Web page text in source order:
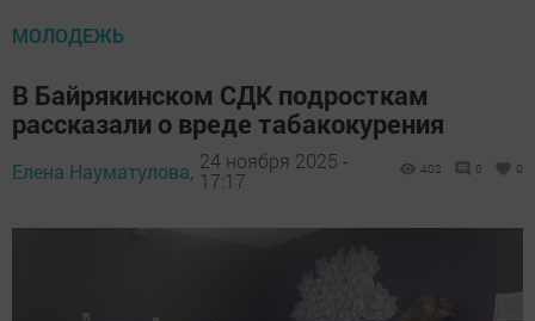
МОЛОДЕЖЬ
В Байрякинском СДК подросткам
рассказали о вреде табакокурения
Елена Науматулова, 24 ноября 2025 -
17:17
402 0 0